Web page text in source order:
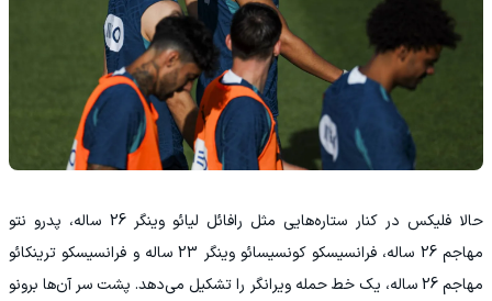
‫حالا فلیکس در کنار ستاره‌هایی مثل رافائل لیائو وینگر 26 ساله، پدرو نتو
مهاجم 26 ساله، فرانسیسکو کونسیسائو وینگر 23 ساله و فرانسیسکو ترینکائو
مهاجم 26 ساله، یک خط حمله ویرانگر را تشکیل می‌دهد. پشت سر آن‌ها برونو